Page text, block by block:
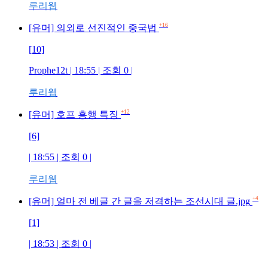
루리웹
[유머] 의외로 선진적인 중국법 +16
[10]
Prophe12t | 18:55 | 조회 0 |
루리웹
[유머] 호프 흥행 특징 +12
[6]
| 18:55 | 조회 0 |
루리웹
[유머] 얼마 전 베글 간 글을 저격하는 조선시대 글.jpg +4
[1]
| 18:53 | 조회 0 |